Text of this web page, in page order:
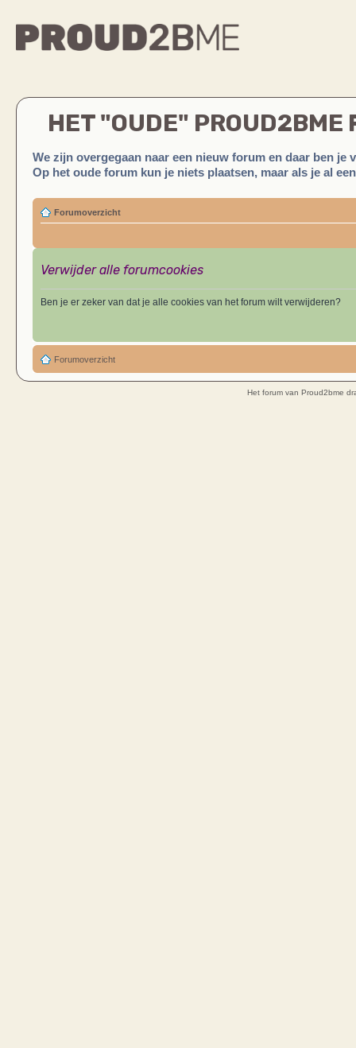
HET "OUDE" PROUD2BME
We zijn overgegaan naar een nieuw forum en daar ben je
Op het oude forum kun je niets plaatsen, maar als je al
Forumoverzicht
Verwijder alle forumcookies
Ben je er zeker van dat je alle cookies van het forum wilt verwijderen?
Forumoverzicht
Het forum van Proud2bme